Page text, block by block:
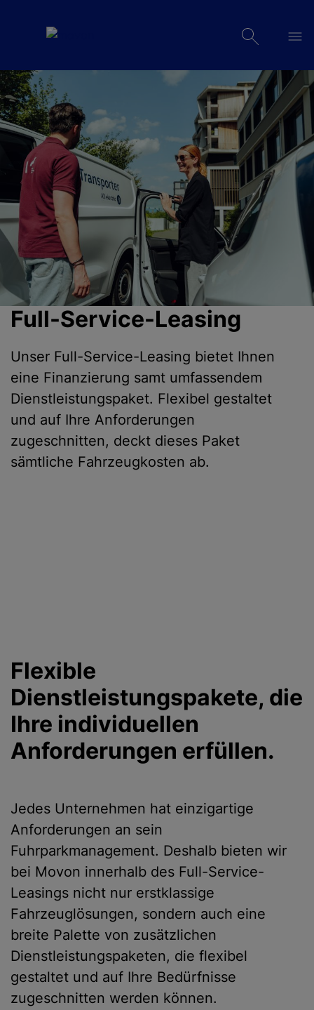
Full-Service-Leasing
Unser Full-Service-Leasing bietet Ihnen
eine Finanzierung samt umfassendem
Dienstleistungspaket. Flexibel gestaltet
und auf Ihre Anforderungen
zugeschnitten, deckt dieses Paket
sämtliche Fahrzeugkosten ab.
Flexible
Dienstleistungspakete, die
Ihre individuellen
Anforderungen erfüllen.
Jedes Unternehmen hat einzigartige
Anforderungen an sein
Fuhrparkmanagement. Deshalb bieten wir
bei Movon innerhalb des Full-Service-
Leasings nicht nur erstklassige
Fahrzeuglösungen, sondern auch eine
breite Palette von zusätzlichen
Dienstleistungspaketen, die flexibel
gestaltet und auf Ihre Bedürfnisse
zugeschnitten werden können.